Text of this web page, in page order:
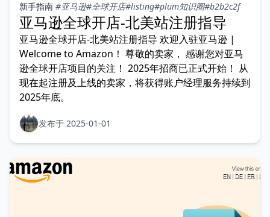
新手指南 #亚马逊#全球开店#listing#plum知识圈#b2b2c2f
亚马逊全球开店-北美站注册指导
亚马逊全球开店-北美站注册指导 欢迎入驻亚马逊 |
Welcome to Amazon！ 尊敬的卖家， 感谢您对亚马
逊全球开店项目的关注！ 2025年招商已正式开始！ 从
现在起注册及上线的卖家，将获得账户经理服务持续到
2025年底。
发布于 2025-01-01